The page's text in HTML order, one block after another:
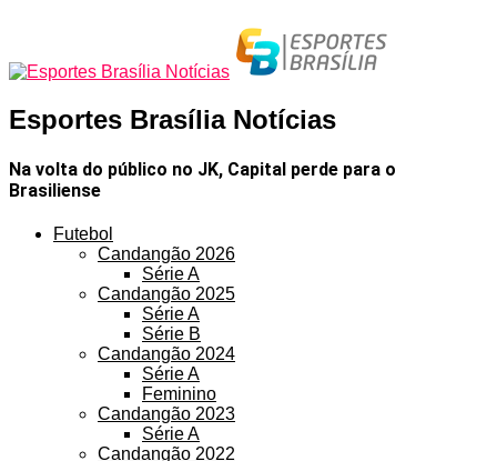
Esportes Brasília Notícias
Na volta do público no JK, Capital perde para o
Brasiliense
Futebol
Candangão 2026
Série A
Candangão 2025
Série A
Série B
Candangão 2024
Série A
Feminino
Candangão 2023
Série A
Candangão 2022